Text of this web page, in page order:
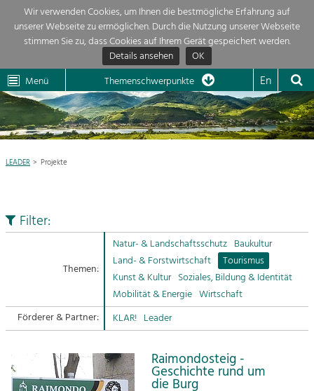
Wir verwenden Cookies, um Ihnen die bestmögliche Erfahrung auf
unserer Webseite zu ermöglichen. Durch die Nutzung unserer Webseite
stimmen Sie zu, dass Cookies auf Ihrem Gerät gespeichert werden.
Details ansehen
OK
Dunkelsteinerwald Klima
Menü Themenschwerpunkte En
Aktuelles 
Region 
Projekte
Mein Projekt 
Impressum
Kontakt
Themenübersicht
Die Regionalentwicklung in unserer Region ist sehr vielfältig. Deshalb
geben wir hier eine Übersicht über unsere Themenschwerpunkte. Für
mehr Informationen einfach das Thema anklicken und schon werden alle
Projekte in diesem Kontext angezeigt.
Natur- &
Baukultur
Ortsbild, Baukultur und nachhaltiges
Land- & Forstwirtschaft
Bewirtschaftung und Pflege der
Kulturlandschaft.
Angebotsentwicklung und
Positionierung.
LEADER Projekte
Filter:
Themen:
Natur- & Landschaftsschutz Baukultur
Land- & Forstwirtschaft
Tourismus
Kunst & Kultur Soziales, Bildung & Identität
Mobilität & Energie Wirtschaft
Förderer & Partner:
KLAR! Leader
Raimondosteig -
Geschichte rund um
die Burg